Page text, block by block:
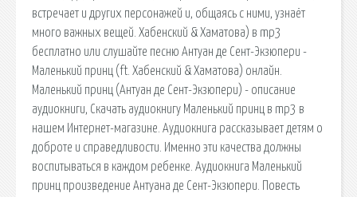
встречает и других персонажей и, общаясь с ними, узнаёт
много важных вещей. Хабенский & Хаматова) в mp3
бесплатно или слушайте песню Антуан де Сент-Экзюпери -
Маленький принц (ft. Хабенский & Хаматова) онлайн.
Маленький принц (Антуан де Сент-Экзюпери) - описание
аудиокниги, Скачать аудиокнигу Маленький принц в mp3 в
нашем Интернет-магазине. Аудиокнига рассказывает детям о
доброте и справедливости. Именно эти качества должны
воспитываться в каждом ребенке. Аудиокнига Маленький
принц произведение Антуана де Сент-Экзюпери. Повесть